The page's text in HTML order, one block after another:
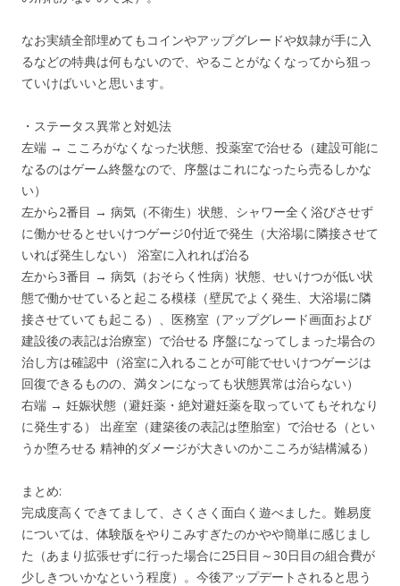
なお実績全部埋めてもコインやアップグレードや奴隷が手に入
るなどの特典は何もないので、やることがなくなってから狙っ
ていけばいいと思います。
・ステータス異常と対処法
左端 → こころがなくなった状態、投薬室で治せる（建設可能に
なるのはゲーム終盤なので、序盤はこれになったら売るしかな
い）
左から2番目 → 病気（不衛生）状態、シャワー全く浴びさせず
に働かせるとせいけつゲージ0付近で発生（大浴場に隣接させて
いれば発生しない） 浴室に入れれば治る
左から3番目 → 病気（おそらく性病）状態、せいけつが低い状
態で働かせていると起こる模様（壁尻でよく発生、大浴場に隣
接させていても起こる）、医務室（アップグレード画面および
建設後の表記は治療室）で治せる 序盤になってしまった場合の
治し方は確認中（浴室に入れることが可能でせいけつゲージは
回復できるものの、満タンになっても状態異常は治らない）
右端 → 妊娠状態（避妊薬・絶対避妊薬を取っていてもそれなり
に発生する） 出産室（建築後の表記は堕胎室）で治せる（とい
うか堕ろせる 精神的ダメージが大きいのかこころが結構減る）
まとめ:
完成度高くできてまして、さくさく面白く遊べました。難易度
については、体験版をやりこみすぎたのかやや簡単に感じまし
た（あまり拡張せずに行った場合に25日目～30日目の組合費が
少しきついかなという程度）。今後アップデートされると思う